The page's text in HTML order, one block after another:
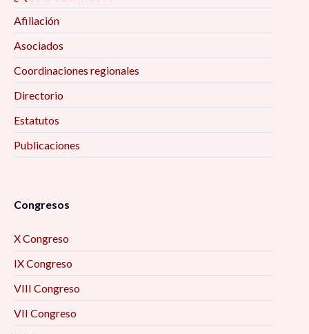
Afiliación
Asociados
Coordinaciones regionales
Directorio
Estatutos
Publicaciones
Congresos
X Congreso
IX Congreso
VIII Congreso
VII Congreso